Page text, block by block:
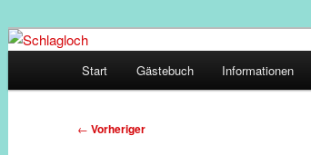
Schlagloch
supersberger taggedanken
Start Gästebuch Informationen
Beitragsnavigation
← Vorheriger